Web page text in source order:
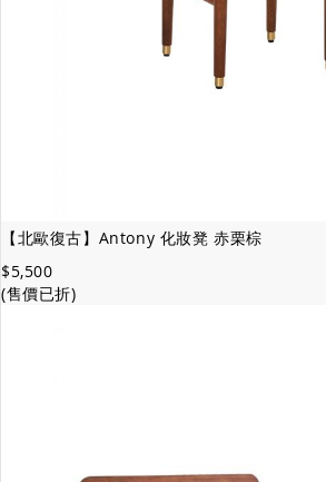
【北歐復古】Antony 化妝凳 赤栗棕
$5,500
(售價已折)